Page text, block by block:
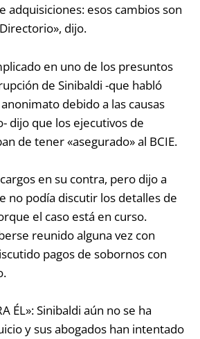
adquisiciones: esos cambios son
dijo.
en uno de los presuntos
de Sinibaldi -que habló
debido a las causas
dijo que los ejecutivos de
de tener «asegurado» al BCIE.
en su contra, pero dijo a
no podía discutir los detalles de
el caso está en curso.
reunido alguna vez con
pagos de sobornos con
ÉL»: Sinibaldi aún no se ha
y sus abogados han intentado